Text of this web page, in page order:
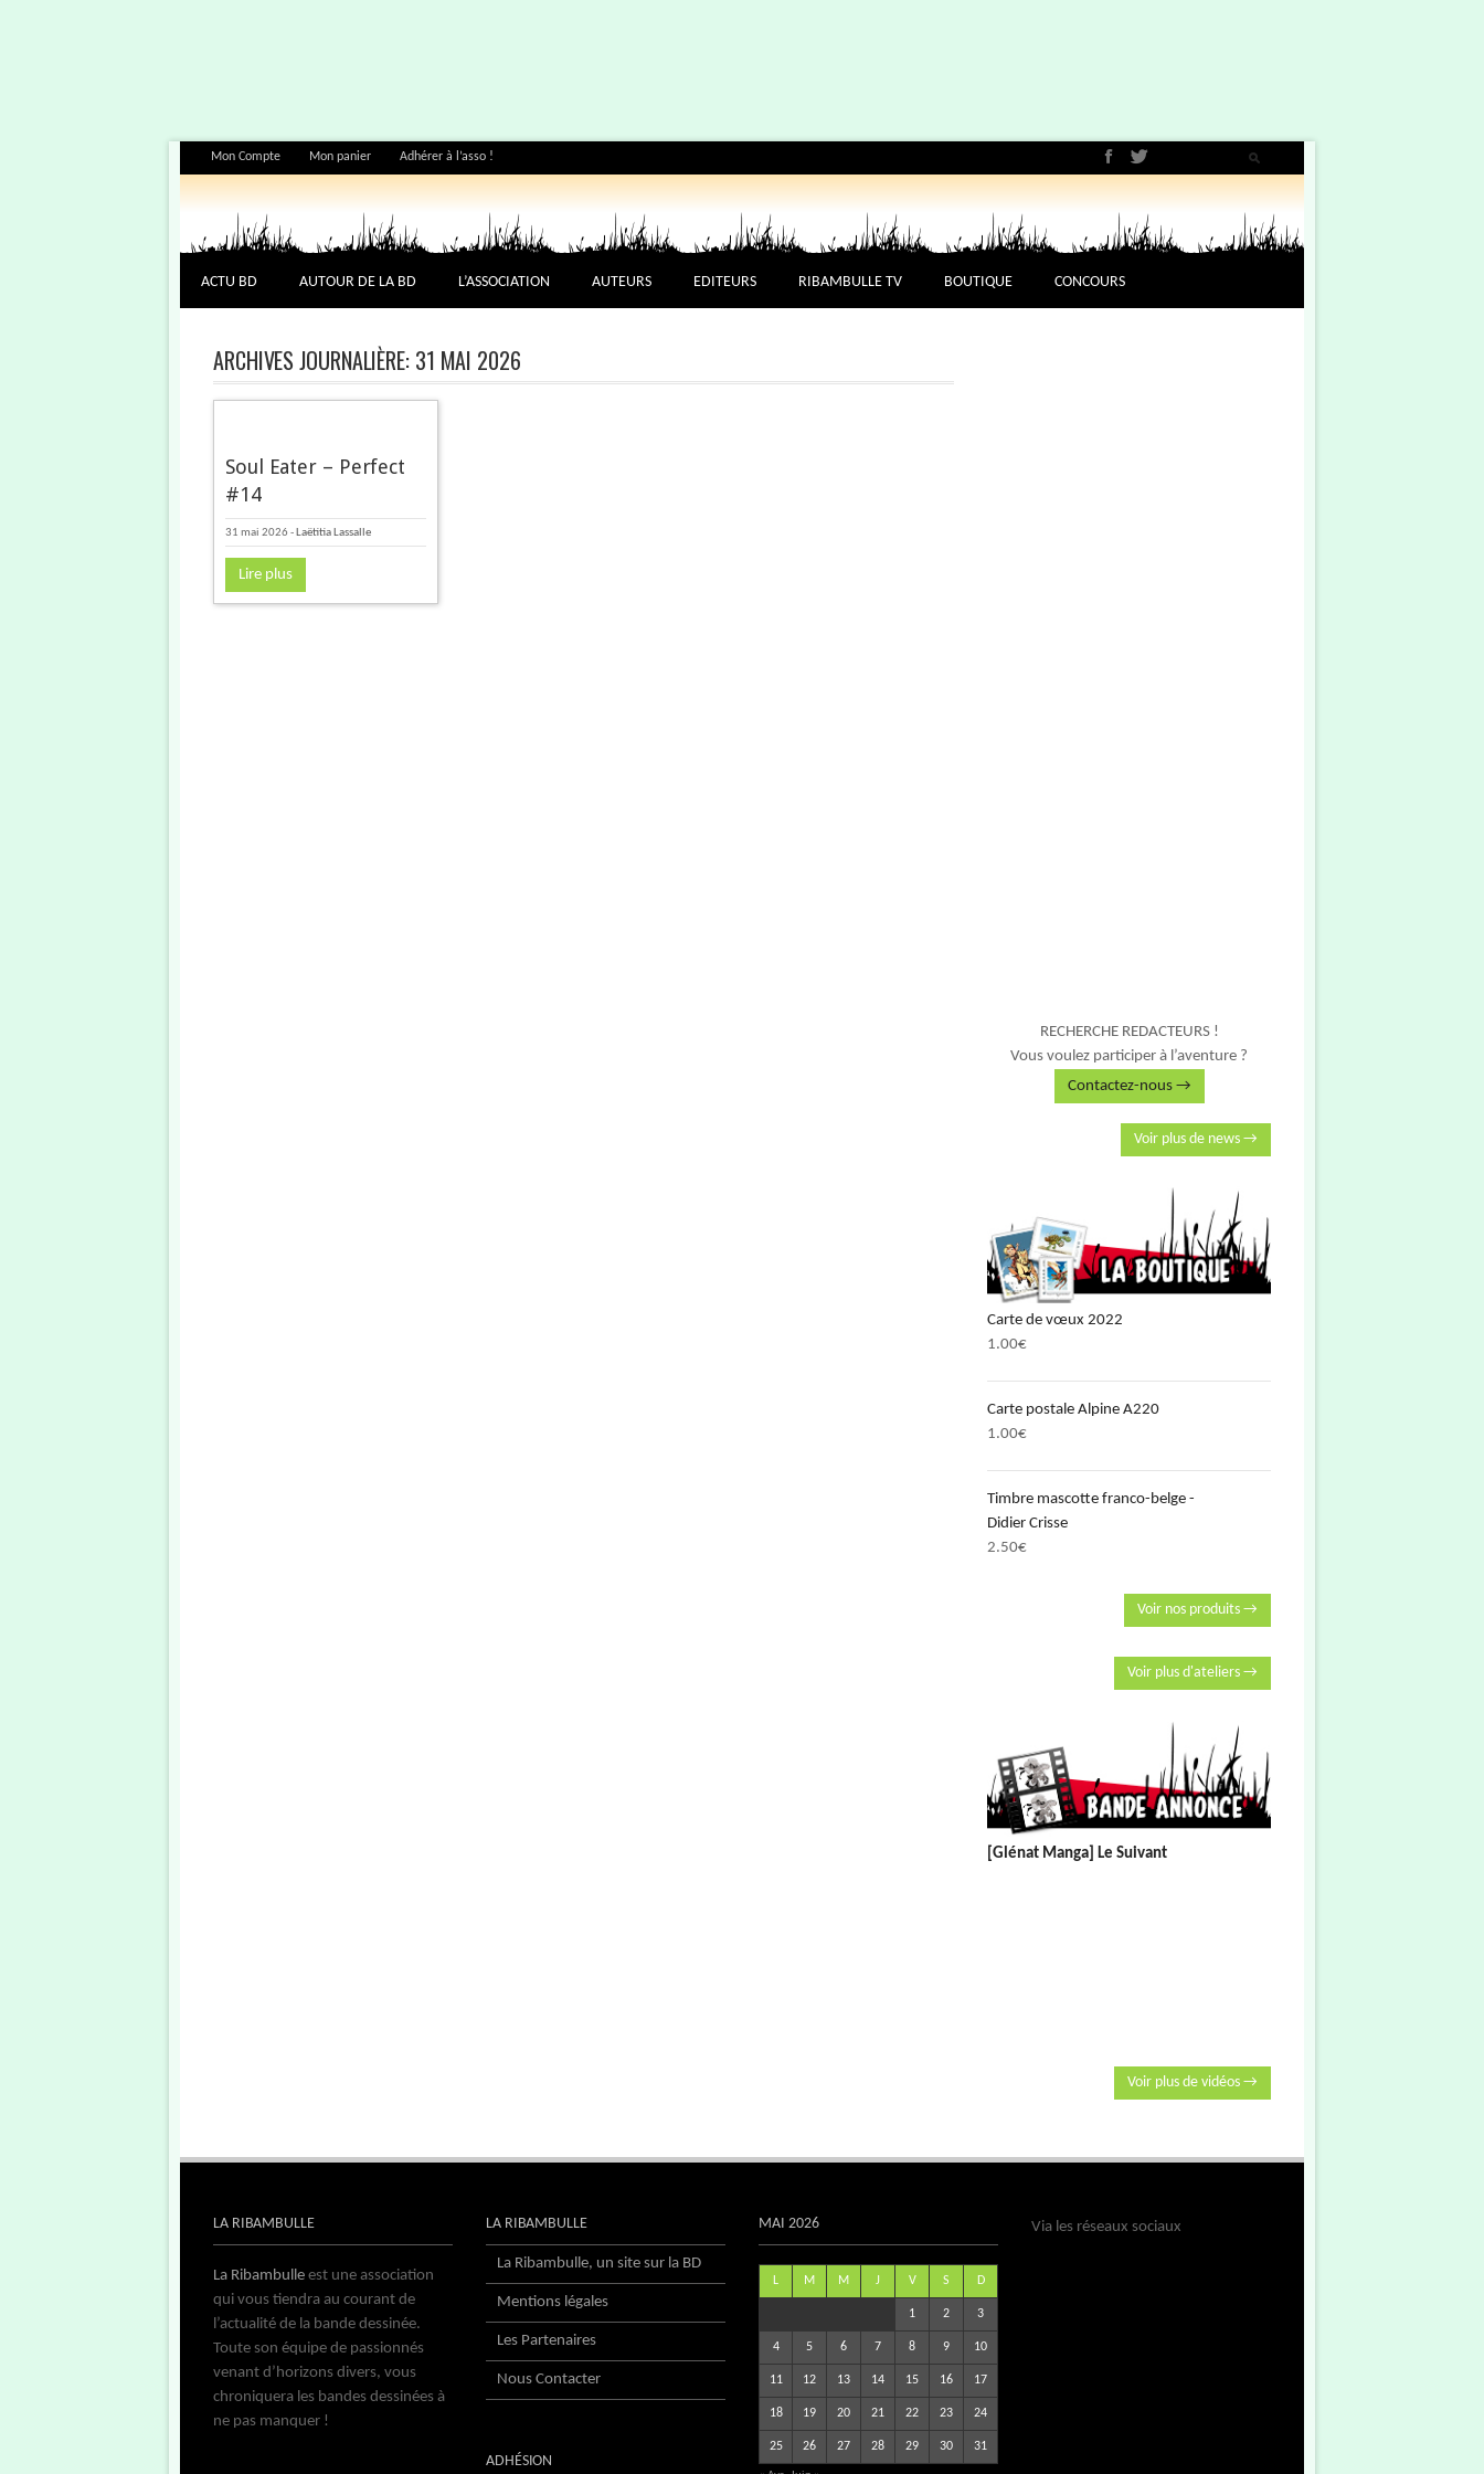
Mon Compte Mon panier Adhérer à l’asso !
ACTU BD AUTOUR DE LA BD L’ASSOCIATION AUTEURS EDITEURS RIBAMBULLE TV BOUTIQUE CONCOURS
ARCHIVES JOURNALIÈRE: 31 MAI 2026
Soul Eater – Perfect
#14
31 mai 2026 - Laëtitia Lassalle
Lire plus
RECHERCHE REDACTEURS !
Vous voulez participer à l’aventure ?
Contactez-nous →
Voir plus de news →
Carte de vœux 2022
1.00€
Carte postale Alpine A220
1.00€
Timbre mascotte franco-belge -
Didier Crisse
2.50€
Voir nos produits →
Voir plus d'ateliers →
[Glénat Manga] Le Suivant
Voir plus de vidéos →
LA RIBAMBULLE
La Ribambulle est une association
qui vous tiendra au courant de
l’actualité de la bande dessinée.
Toute son équipe de passionnés
venant d’horizons divers, vous
chroniquera les bandes dessinées à
ne pas manquer !
LA RIBAMBULLE
La Ribambulle, un site sur la BD
Mentions légales
Les Partenaires
Nous Contacter
ADHÉSION
MAI 2026
L M M J V S D
1 2 3
4 5 6 7 8 9 10
11 12 13 14 15 16 17
18 19 20 21 22 23 24
25 26 27 28 29 30 31
Via les réseaux sociaux